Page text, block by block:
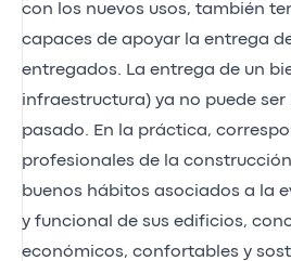
con los nuevos usos, también
capaces de apoyar la entrega
entregados. La entrega de un
infraestructura) ya no puede ser
pasado. En la práctica,
profesionales de la
buenos hábitos asociados a la
y funcional de sus edificios,
económicos, confortables y